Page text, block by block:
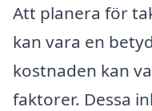
Att planera för
kan vara en
kostnaden kan
faktorer. Dessa